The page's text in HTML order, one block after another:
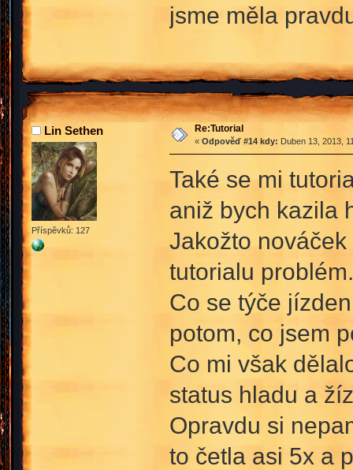
jsme měla
Lin Sethen
Příspěvků: 127
Re:Tutorial
« Odpověď #14 kdy: Duben 13, 2013,
Také se mi
aniž bych kazila
Jakožto
tutorialu problém.
Co se týče
potom, co jsem
Co mi však
status hladu a
Opravdu si
to četla asi 5x a